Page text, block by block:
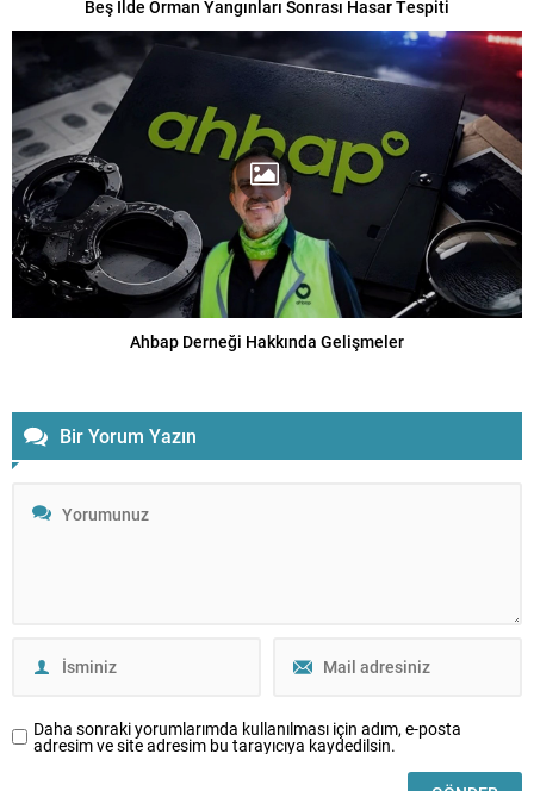
Beş İlde Orman Yangınları Sonrası Hasar Tespiti
Ahbap Derneği Hakkında Gelişmeler
Bir Yorum Yazın
Daha sonraki yorumlarımda kullanılması için adım, e-posta
adresim ve site adresim bu tarayıcıya kaydedilsin.